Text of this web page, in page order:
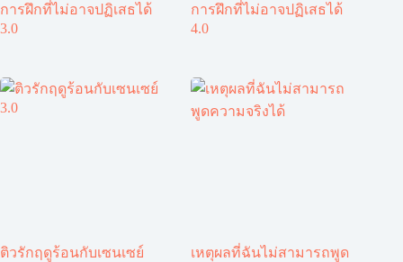
การฝึกที่ไม่อาจปฏิเสธได้
3.0
การฝึกที่ไม่อาจปฏิเสธได้
4.0
ติวรักฤดูร้อนกับเซนเซย์
เหตุผลที่ฉันไม่สามารถพูด